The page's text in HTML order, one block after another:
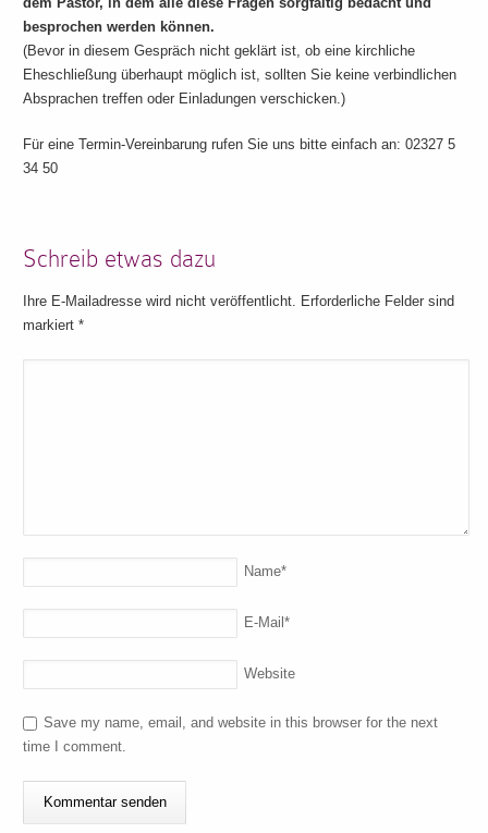
besprochen werden können.
(Bevor in diesem Gespräch nicht geklärt ist, ob eine kirchliche
Eheschließung überhaupt möglich ist, sollten Sie keine verbindlichen
Absprachen treffen oder Einladungen verschicken.)
Für eine Termin-Vereinbarung rufen Sie uns bitte einfach an: 02327 5
34 50
Schreib etwas dazu
Ihre E-Mailadresse wird nicht veröffentlicht. Erforderliche Felder sind
markiert*
Name*
E-Mail*
Website
Save my name, email, and website in this browser for the next
time I comment.